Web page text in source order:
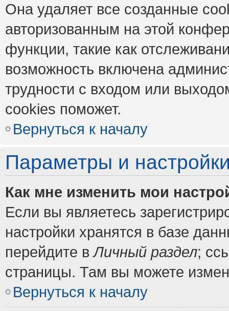
Она удаляет все созданные
авторизованным на этой
функции, такие как
возможность включена
трудности с входом или
cookies поможет.
Вернуться к началу
Параметры и
Как мне изменить мои
Если вы являетесь
настройки хранятся в базе
перейдите вЛичный раздел;
страницы. Там вы можете
Вернуться к началу